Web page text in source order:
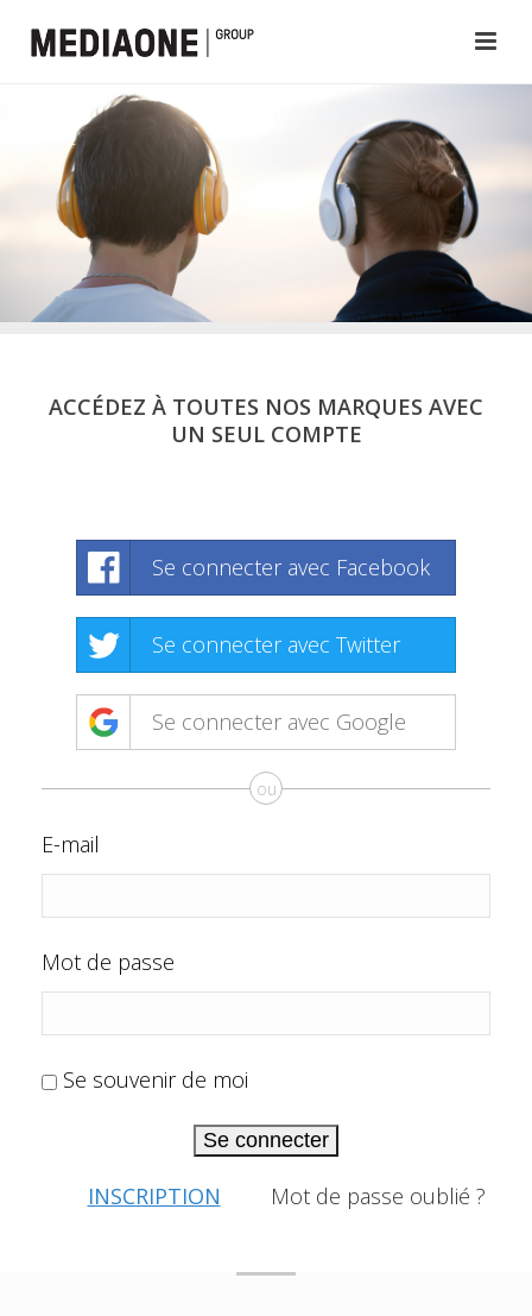
ACCÉDEZ À TOUTES NOS MARQUES AVEC
UN SEUL COMPTE
Se connecter avec Facebook
Se connecter avec Twitter
Se connecter avec Google
ou
E-mail
Mot de passe
Se souvenir de moi
Se connecter
INSCRIPTION Mot de passe oublié ?